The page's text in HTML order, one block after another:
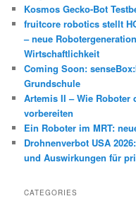
Kosmos Gecko-Bot
fruitcore robotics stellt
– neue
Wirtschaftlichkeit
Coming Soon:
Grundschule
Artemis II – Wie Roboter
vorbereiten
Ein Roboter im MRT:
Drohnenverbot USA
und Auswirkungen für
CATEGORIES